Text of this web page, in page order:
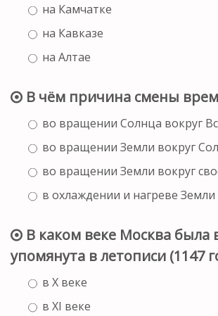
на Камчатке
на Кавказе
на Алтае
В чём причина смены
во вращении Солнца вокруг
во вращении Земли вокруг
во вращении Земли вокруг
в охлаждении и нагреве Земли
В каком веке Москва была
упомянута в летописи (1147
в X веке
в XI веке